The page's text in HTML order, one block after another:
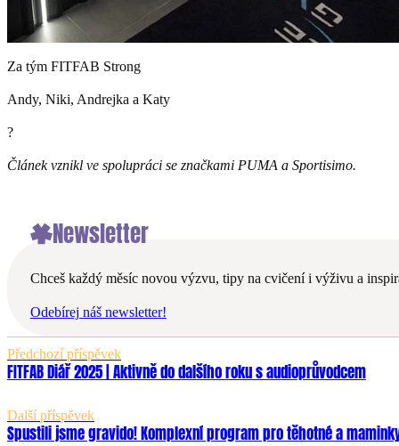
Za tým FITFAB Strong
Andy, Niki, Andrejka a Katy
?
Článek vznikl ve spolupráci se značkami PUMA a Sportisimo.
Newsletter
Chceš každý měsíc novou výzvu, tipy na cvičení i výživu a
Odebírej náš newsletter!
Předchozí příspěvek
FITFAB Diář 2025 | Aktivně do dalšího roku s audioprůvodcem
Další příspěvek
Spustili jsme gravido! Komplexní program pro těhotné a